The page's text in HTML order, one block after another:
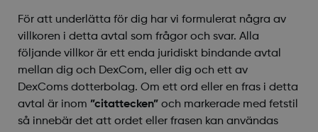
För att underlätta för dig har vi formulerat några av
villkoren i detta avtal som frågor och svar. Alla
följande villkor är ett enda juridiskt bindande avtal
mellan dig och DexCom, eller dig och ett av
DexComs dotterbolag. Om ett ord eller en fras i detta
avtal är inom ”citattecken” och markerade med fetstil
så innebär det att ordet eller frasen kan användas